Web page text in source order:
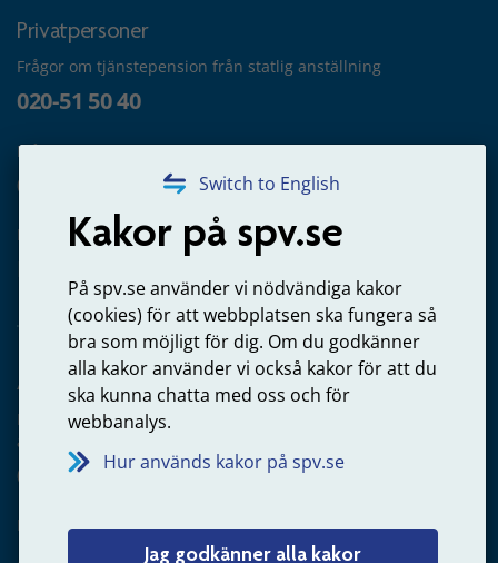
Switch to English
Kakor på spv.se
På spv.se använder vi nödvändiga kakor
(cookies) för att webbplatsen ska fungera så
bra som möjligt för dig. Om du godkänner
alla kakor använder vi också kakor för att du
ska kunna chatta med oss och för
webbanalys.
Hur används kakor på spv.se
Jag godkänner alla kakor
Privatpersoner
Frågor om tjänstepension från statlig anställning
020-51 50 40
Frågor om utbetalning
020-65 00 65
Kontakta oss
Arbetsgivare
Frågor om administration av tjänstepension från statlig
anställning
060-18 75 03
Kontakta oss